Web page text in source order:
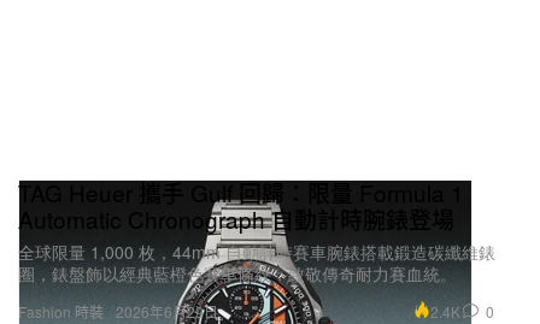
Fashion 時裝
TAG Heuer 攜手 Gulf 回歸：限量 Formula 1
Automatic Chronograph 自動計時腕錶登場
全球限量 1,000 枚，44mm 自動計時賽車腕錶搭載鍛造碳纖維錶
圈，錶盤飾以經典藍橙色賽車條紋，致敬傳奇耐力賽血統。
2026年6月29日 2.4K 0